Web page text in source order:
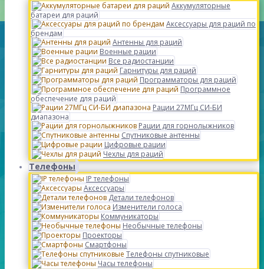
Аккумуляторные
батареи для раций
Аксессуары для раций по
брендам
Антенны для раций
Военные рации
Все радиостанции
Гарнитуры для раций
Программаторы для раций
Программное
обеспечение для раций
Рации 27МГц СИ-БИ
диапазона
Рации для горнолыжников
Спутниковые антенны
Цифровые рации
Чехлы для раций
Телефоны
IP телефоны
Аксессуары
Детали телефонов
Изменители голоса
Коммуникаторы
Необычные телефоны
Проекторы
Смартфоны
Телефоны спутниковые
Часы телефоны